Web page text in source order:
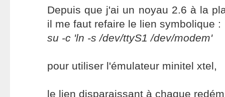
Depuis que j'ai un noyau 2.6 à la
il me faut refaire le lien symbolique :
su -c 'ln -s /dev/ttyS1 /dev/modem'
pour utiliser l'émulateur minitel xtel,
le lien disparaissant à chaque